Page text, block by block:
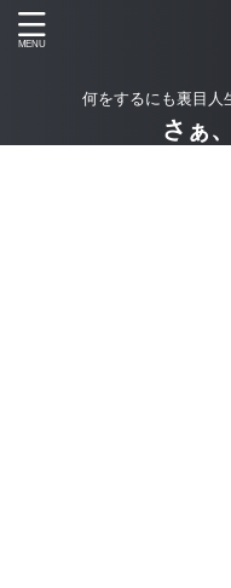
何をするにも裏目人
さぁ